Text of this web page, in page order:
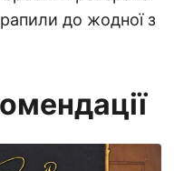
до жодної з